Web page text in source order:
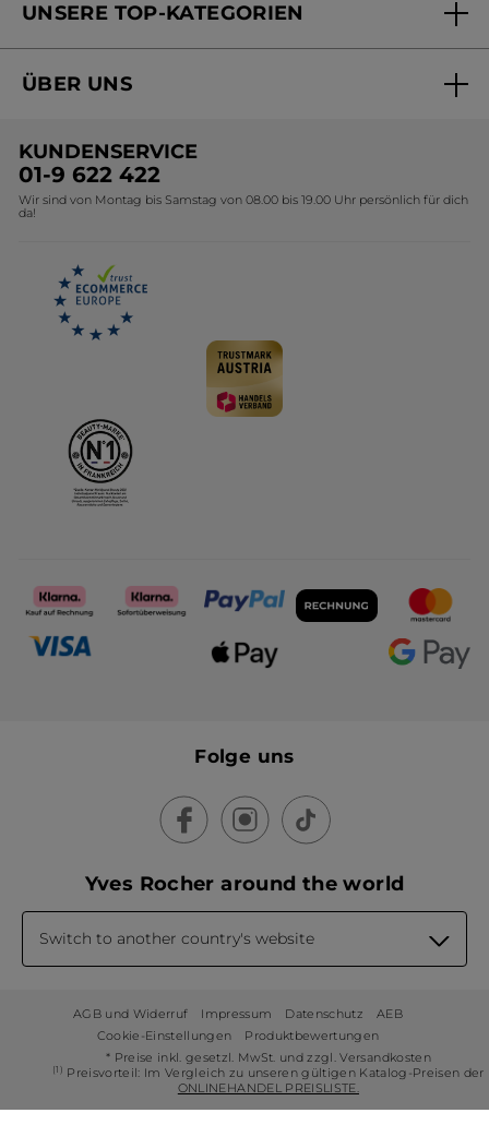
Online Preisliste
Versandhandel Preisliste
UNSERE TOP-KATEGORIEN
Black Friday Yves Rocher
Geschenkideen Yves Rocher
Kollektion Monoi Yves Rocher
ÜBER UNS
Umweltstiftung YR
Affiliate Programm
KUNDENSERVICE
01-9 622 422
Wir sind von Montag bis Samstag von 08.00 bis 19.00 Uhr persönlich für dich
da!
Folge uns
Yves Rocher around the world
Switch to another country's website
AGB und Widerruf Impressum Datenschutz
AEB
Cookie-Einstellungen
Produktbewertungen
* Preise inkl. gesetzl. MwSt. und zzgl. Versandkosten
(1) Preisvorteil: Im Vergleich zu unseren gültigen Katalog-Preisen der
ONLINEHANDEL PREISLISTE.